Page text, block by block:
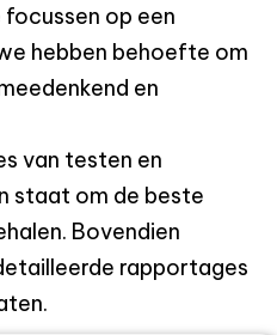
op een
hebben behoefte om
en
van testen en
staat om de beste
Bovendien
rapportages